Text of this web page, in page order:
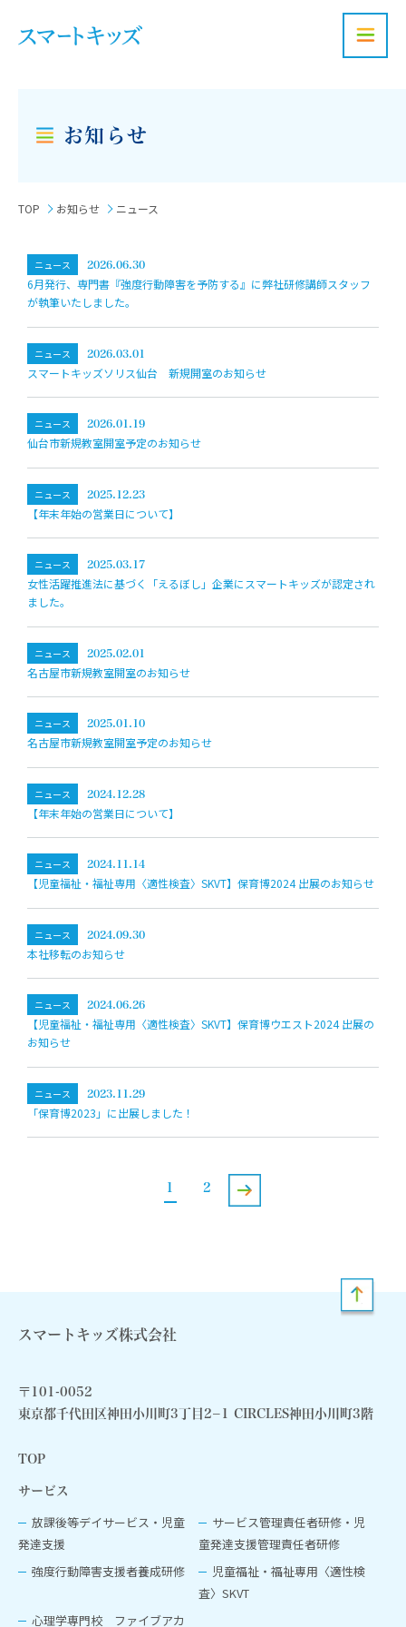
お知らせ
TOP お知らせ ニュース
ニュース 2026.06.30
6月発行、専門書『強度行動障害を予防する』に弊社研修講師スタッフ
が執筆いたしました。
ニュース 2026.03.01
スマートキッズソリス仙台 新規開室のお知らせ
ニュース 2026.01.19
仙台市新規教室開室予定のお知らせ
ニュース 2025.12.23
【年末年始の営業日について】
ニュース 2025.03.17
女性活躍推進法に基づく「えるぼし」企業にスマートキッズが認定され
ました。
ニュース 2025.02.01
名古屋市新規教室開室のお知らせ
ニュース 2025.01.10
名古屋市新規教室開室予定のお知らせ
ニュース 2024.12.28
【年末年始の営業日について】
ニュース 2024.11.14
【児童福祉‧福祉専用〈適性検査〉SKVT】保育博2024 出展のお知らせ
ニュース 2024.09.30
本社移転のお知らせ
ニュース 2024.06.26
【児童福祉‧福祉専用〈適性検査〉SKVT】保育博ウエスト2024 出展の
お知らせ
ニュース 2023.11.29
「保育博2023」に出展しました！
2
スマートキッズ株式会社
〒101-0052
東京都千代田区神田小川町3丁目2−1 CIRCLES神田小川町3階
TOP
サービス
放課後等デイサービス・児童
発達支援
サービス管理責任者研修・児
童発達支援管理責任者研修
強度行動障害支援者養成研修
児童福祉‧福祉専用〈適性検
査〉SKVT
心理学専門校 ファイブアカ